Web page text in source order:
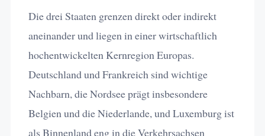
Die drei Staaten grenzen direkt oder indirekt
aneinander und liegen in einer wirtschaftlich
hochentwickelten Kernregion Europas.
Deutschland und Frankreich sind wichtige
Nachbarn, die Nordsee prägt insbesondere
Belgien und die Niederlande, und Luxemburg ist
als Binnenland eng in die Verkehrsachsen